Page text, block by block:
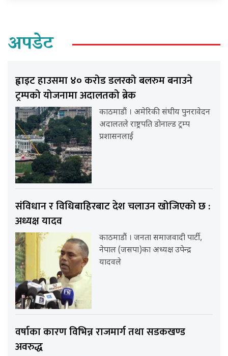
अपडेट
ह्वाइट हाउसमा ४० करोड डलरको बलरुम बनाउने
ट्रम्पको योजनामा अदालतको ब्रेक
काठमाडौं । अमेरिकी संघीय पुनरावेदन
अदालतले राष्ट्रपति डोनाल्ड ट्रम्प
प्रशासनलाई
संविधान र विधिबाहिरबाट देश चलाउन खोजिएको छ :
अध्यक्ष यादव
काठमाडौं । जनता समाजवादी पार्टी,
नेपाल (जसपा)का अध्यक्ष उपेन्द्र
यादवले
वर्षाका कारण विभिन्न राजमार्ग तथा सडकखण्ड
अवरुद्ध